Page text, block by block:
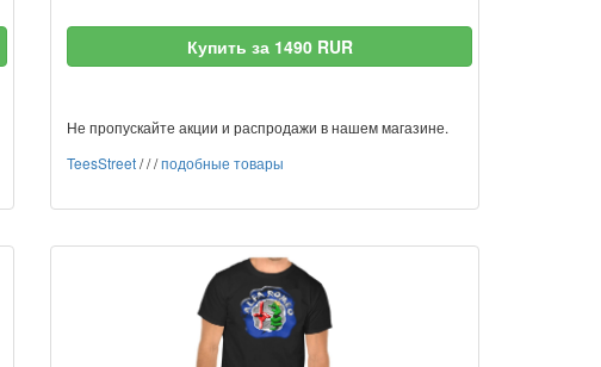
Купить за 1490 RUR
Не пропускайте акции и распродажи в нашем магазине.
TeesStreet///подобные товары